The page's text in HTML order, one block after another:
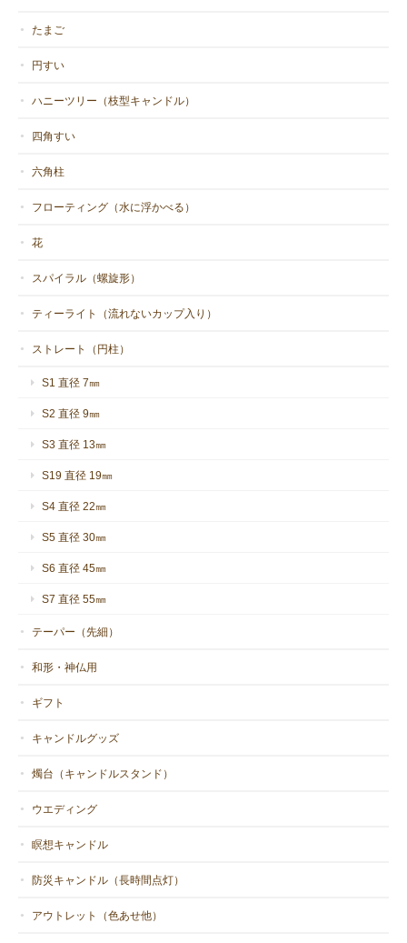
たまご
円すい
ハニーツリー（枝型キャンドル）
四角すい
六角柱
フローティング（水に浮かべる）
花
スパイラル（螺旋形）
ティーライト（流れないカップ入り）
ストレート（円柱）
S1 直径 7㎜
S2 直径 9㎜
S3 直径 13㎜
S19 直径 19㎜
S4 直径 22㎜
S5 直径 30㎜
S6 直径 45㎜
S7 直径 55㎜
テーパー（先細）
和形・神仏用
ギフト
キャンドルグッズ
燭台（キャンドルスタンド）
ウエディング
瞑想キャンドル
防災キャンドル（長時間点灯）
アウトレット（色あせ他）